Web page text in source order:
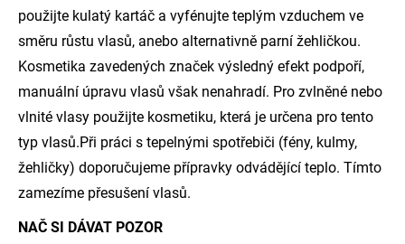
použijte kulatý kartáč a vyfénujte teplým vzduchem ve
směru růstu vlasů, anebo alternativně parní žehličkou.
Kosmetika zavedených značek výsledný efekt podpoří,
manuální úpravu vlasů však nenahradí. Pro zvlněné nebo
vlnité vlasy použijte kosmetiku, která je určena pro tento
typ vlasů.Při práci s tepelnými spotřebiči (fény, kulmy,
žehličky) doporučujeme přípravky odvádějící teplo. Tímto
zamezíme přesušení vlasů.
NAČ SI DÁVAT POZOR